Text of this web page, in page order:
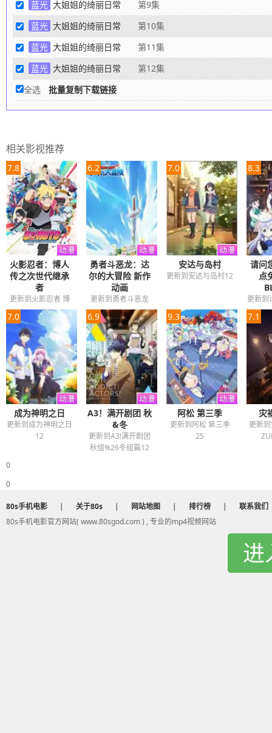
蓝光 大姐姐的绮丽日常 第9集
蓝光 大姐姐的绮丽日常 第10集
蓝光 大姐姐的绮丽日常 第11集
蓝光 大姐姐的绮丽日常 第12集
全选
批量复制下载链接
相关影视推荐
7.8
火影忍者：博人
传之次世代继承
者
更新到火影忍者 博
人传之火影次世代
293
6.2
勇者斗恶龙：达
尔的大冒险 新作
动画
更新到勇者斗恶龙
达伊的大冒险100
7.0
安达与岛村
更新到安达与岛村12
8.3
请问
点
更新到
来点兔
7.0
成为神明之日
更新到成为神明之日
12
6.9
A3！满开剧团 秋
&冬
更新到A3!满开剧团
秋组%26冬组篇12
9.3
阿松 第三季
更新到阿松 第三季
25
7.1
灾
更新
0
0
80s手机电影 | 关于80s | 网站地图 | 排行榜 |
联系我们
80s手机电影官方网站( www.80sgod.com ) , 专业的mp4视频网站
进